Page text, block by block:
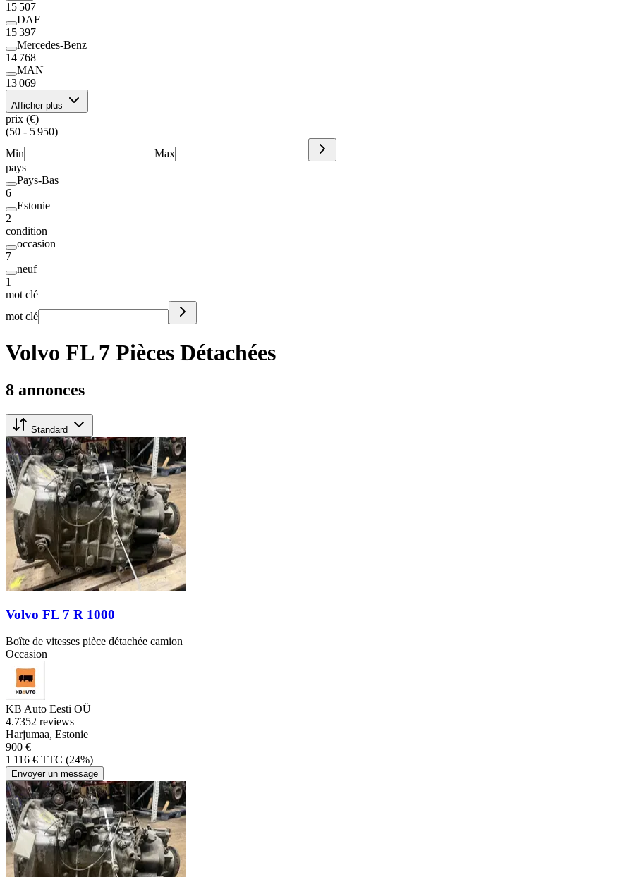
15 507
DAF
15 397
Mercedes-Benz
14 768
MAN
13 069
Afficher plus
prix (€)
(50 - 5 950)
Min
Max
pays
Pays-Bas
6
Estonie
2
condition
occasion
7
neuf
1
mot clé
mot clé
Volvo FL 7 Pièces Détachées
8 annonces
Standard
Volvo FL 7 R 1000
Boîte de vitesses pièce détachée camion
Occasion
KB Auto Eesti OÜ
4.7352 reviews
Harjumaa, Estonie
900 €
1 116 € TTC (24%)
Envoyer un message